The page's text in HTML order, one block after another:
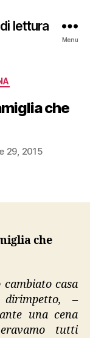
lettura
Menu
che
29, 2015
che
cambiato casa
dirimpetto, –
una cena
tutti